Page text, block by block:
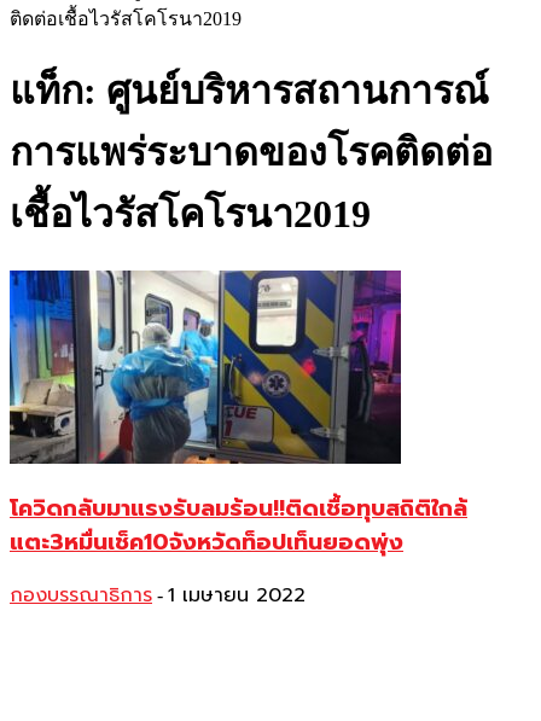
ติดต่อเชื้อไวรัสโคโรนา2019
แท็ก: ศูนย์บริหารสถานการณ์
การแพร่ระบาดของโรคติดต่อ
เชื้อไวรัสโคโรนา2019
โควิดกลับมาแรงรับลมร้อน!!ติดเชื้อทุบสถิติใกล้
แตะ3หมื่นเช็ค10จังหวัดท็อปเท็นยอดพุ่ง
กองบรรณาธิการ - 1 เมษายน 2022